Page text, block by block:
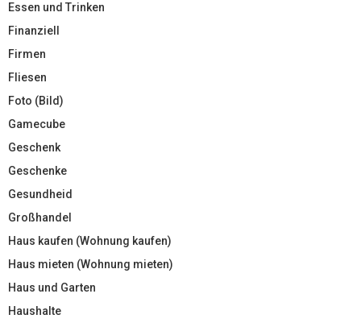
Essen und Trinken
Finanziell
Firmen
Fliesen
Foto (Bild)
Gamecube
Geschenk
Geschenke
Gesundheid
Großhandel
Haus kaufen (Wohnung kaufen)
Haus mieten (Wohnung mieten)
Haus und Garten
Haushalte